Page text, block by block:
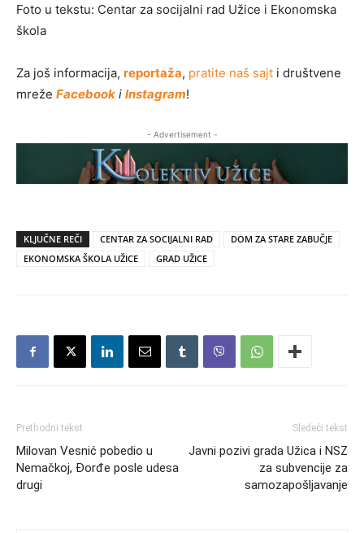
Foto u tekstu: Centar za socijalni rad Užice i Ekonomska
škola
Za još informacija, reportaža, pratite naš sajt i društvene
mreže Facebook i Instagram!
- Advertisement -
KLJUČNE REČI CENTAR ZA SOCIJALNI RAD
DOM ZA STARE ZABUČJE
EKONOMSKA ŠKOLA UŽICE
GRAD UŽICE
Prethodni tekst
Milovan Vesnić pobedio u
Nemačkoj, Đorđe posle udesa
drugi
Sledeći tekst
Javni pozivi grada Užica i NSZ
za subvencije za
samozapošljavanje